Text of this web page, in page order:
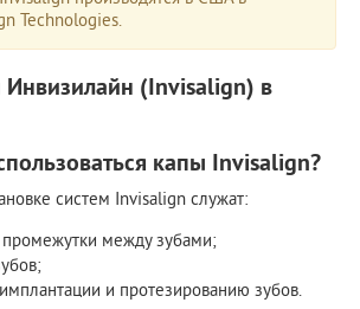
Technologies.
Инвизилайн (Invisalign) в
капы Invisalign?
систем Invisalign служат:
между зубами;
и протезированию зубов.